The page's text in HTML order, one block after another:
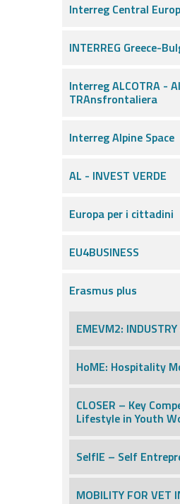
Interreg Central
INTERREG Greece-
Interreg ALCOTRA -
TRAnsfrontaliera
Interreg Alpine Space
AL - INVEST VERDE
Europa per i cittadini
EU4BUSINESS
Erasmus plus
EMEVM2:
HoME: Hospitality
CLOSER – Key
Lifestyle in Youth
SelfIE – Self
MOBILITY FOR VET